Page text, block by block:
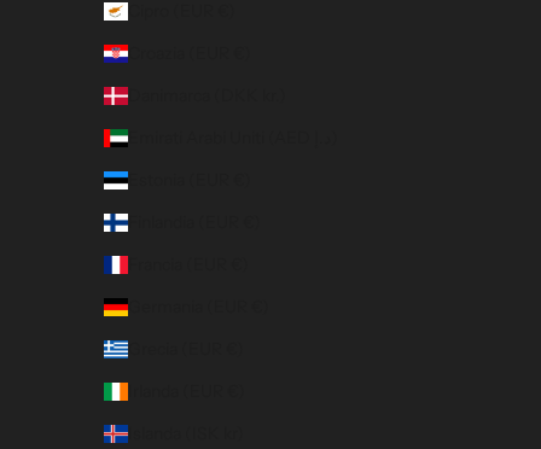
Croazia (EUR €)
Danimarca (DKK kr.)
Estonia (EUR €)
Finlandia (EUR €)
Germania (EUR €)
Grecia (EUR €)
Islanda (ISK kr)